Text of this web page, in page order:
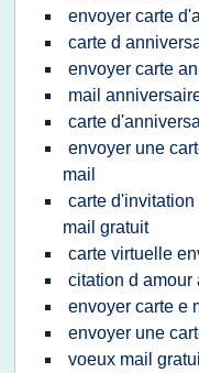
envoyer carte
carte d
envoyer carte
mail
carte
envoyer une
mail
carte
mail gratuit
carte virtuelle
citation d amour
envoyer carte e
envoyer une
voeux mail